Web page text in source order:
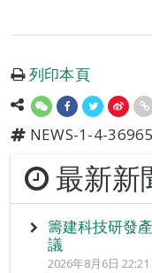
列印本頁
NEWS-1-4-
最新新
籌建科技研發
議
2026年8月6日 22:21